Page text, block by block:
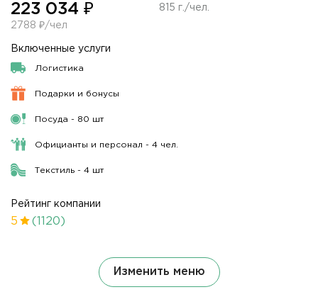
223 034 ₽
2788 ₽/чел
815 г./чел.
Включенные услуги
Логистика
Подарки и бонусы
Посуда - 80 шт
Официанты и персонал - 4 чел.
Текстиль - 4 шт
Рейтинг компании
5 (1120)
Изменить меню